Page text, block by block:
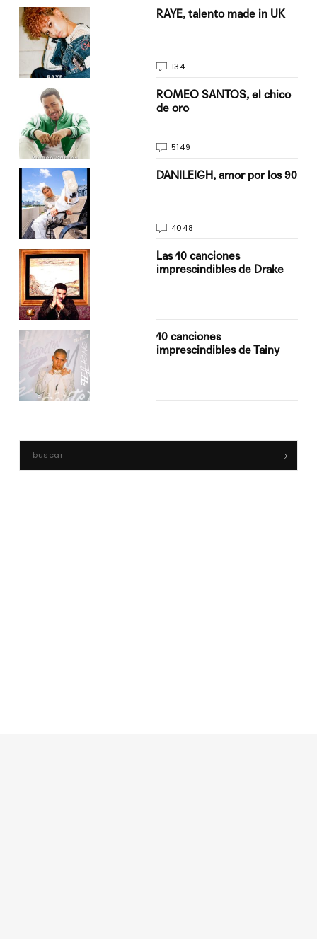
RAYE, talento made in UK
134
ROMEO SANTOS, el chico
de oro
5149
DANILEIGH, amor por los 90
4048
Las 10 canciones
imprescindibles de Drake
10 canciones
imprescindibles de Tainy